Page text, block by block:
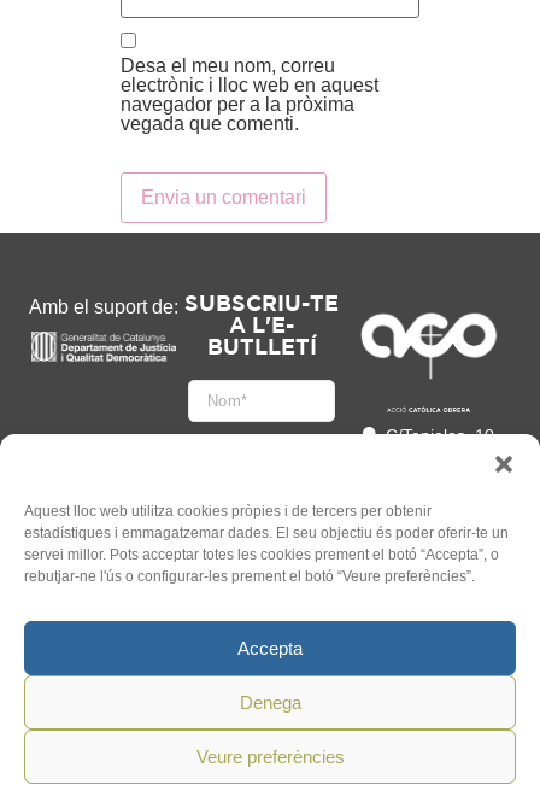
Aquest lloc web utilitza cookies pròpies i de tercers per obtenir
estadístiques i emmagatzemar dades. El seu objectiu és poder oferir-te un
servei millor. Pots acceptar totes les cookies prement el botó “Accepta”, o
rebutjar-ne l'ús o configurar-les prement el botó “Veure preferències”.
Accepta
Denega
Veure preferències
Desa el meu nom, correu
electrònic i lloc web en aquest
navegador per a la pròxima
vegada que comenti.
Amb el suport de: SUBSCRIU-TE
A L'E-
BUTLLETÍ
Accepto
l'Informació legal
C/Tapioles, 10
93 505 86 86
hola@acocat.org
2026 ACO. Tots els Drets